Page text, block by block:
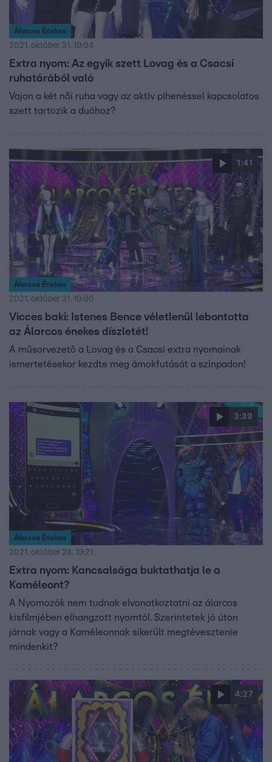
Álarcos Énekes
2021. október 31. 19:04
Extra nyom: Az egyik szett Lovag és a Csacsi
ruhatárából való
Vajon a két női ruha vagy az aktív pihenéssel kapcsolatos
szett tartozik a duóhoz?
1:41
Álarcos Énekes
2021. október 31. 19:00
Vicces baki: Istenes Bence véletlenül lebontotta
az Álarcos énekes díszletét!
A műsorvezető a Lovag és a Csacsi extra nyomainak
ismertetésekor kezdte meg ámokfutását a színpadon!
3:39
Álarcos Énekes
2021. október 24. 19:21
Extra nyom: Kancsalsága buktathatja le a
Kaméleont?
A Nyomozók nem tudnak elvonatkoztatni az álarcos
kisfilmjében elhangzott nyomtól. Szerintetek jó úton
járnak vagy a Kaméleonnak sikerült megtévesztenie
mindenkit?
4:27